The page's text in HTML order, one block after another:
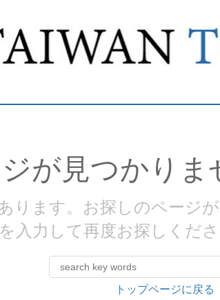
が見つかりま
ります。お探しのページ
入力して再度お探しくださ
トップページに戻る